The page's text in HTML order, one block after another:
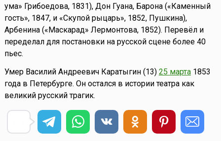
ума» Грибоедова, 1831), Дон Гуана, Барона («Каменный
гость», 1847, и «Скупой рыцарь», 1852, Пушкина),
Арбенина («Маскарад» Лермонтова, 1852). Перевёл и
переделал для постановки на русской сцене более 40
пьес.
Умер Василий Андреевич Каратыгин (13) 25 марта1853
года в Петербурге. Он остался в истории театра как
великий русский трагик.